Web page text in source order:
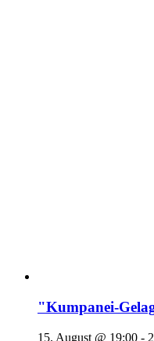
"Kumpanei-
15. August @ 19:00 -